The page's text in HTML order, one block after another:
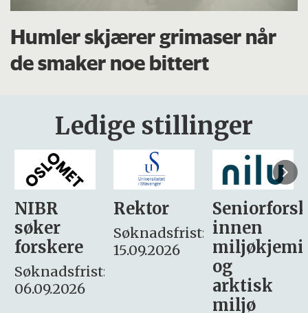
Humler skjærer grimaser når
de smaker noe bittert
Ledige stillinger
Rektor
Søknadsfrist:
15.09.2026
Seniorforsker
innen
miljøkjemi
søker
– fast
Søknadsfrist:
16. august.